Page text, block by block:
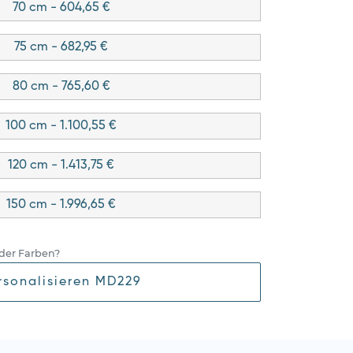
70 cm - 604,65 €
75 cm - 682,95 €
80 cm - 765,60 €
100 cm - 1.100,55 €
120 cm - 1.413,75 €
150 cm - 1.996,65 €
Farben?
MD229